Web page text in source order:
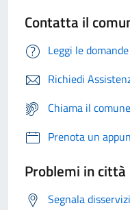
Contatta il
Leggi le
Richiedi
Chiama il
Prenota un
Problemi in città
Segnala